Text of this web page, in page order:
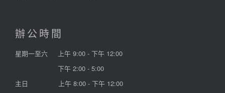
辦公時間
星期一至六
上午 9:00 - 下午 12:00
下午 2:00 - 5:00
主日
上午 8:00 - 下午 12:00